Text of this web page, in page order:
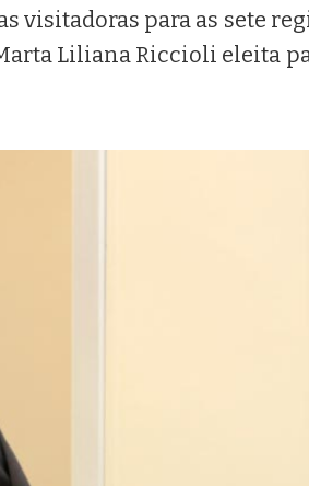
visitadoras para as sete
Liliana Riccioli eleita